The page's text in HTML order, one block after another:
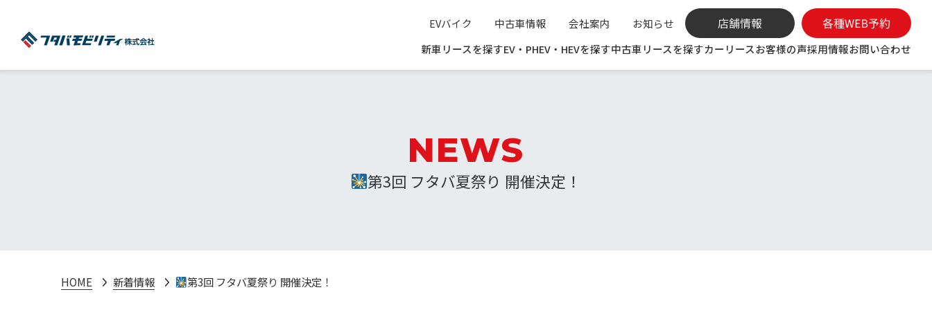
EVバイク 中古車情報 会社案内
お知らせ
新車リースを探すEV・PHEV・HEVを探す中古車リースを探すカーリースお客様の声採用情報お問い合わせ
NEWS
第3回 フタバ夏祭り 開催決定！
HOME 新着情報 第3回 フタバ夏祭り 開催決定！